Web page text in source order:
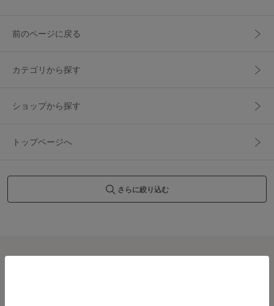
前のページに戻る
カテゴリから探す
ショップから探す
トップページへ
さらに絞り込む